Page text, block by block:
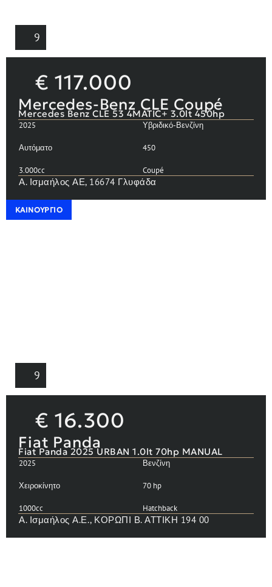
9
€ 117.000
Mercedes-Benz CLE Coupé
Mercedes Benz CLE 53 4MATIC+ 3.0lt 450hp
2025 Υβριδικό-Βενζίνη
Αυτόματο 450
3.000cc Coupé
Α. Ισμαήλος ΑΕ, 16674 Γλυφάδα
9
ΚΑΙΝΟΎΡΓΙΟ
€ 16.300
Fiat Panda
Fiat Panda 2025 URBAN 1.0lt 70hp MANUAL
2025 Βενζίνη
Χειροκίνητο 70 hp
1000cc Hatchback
Α. Ισμαήλος Α.Ε., ΚΟΡΩΠΙ Β. ΑΤΤΙΚΗ 194 00